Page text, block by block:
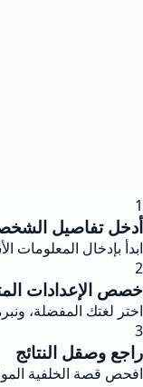
1
أدخل تفاصيل
ابدأ بإدخال
2
خصص الإعدادات
اختر لغتك المفضلة،
3
راجع وصقل النتائج
افحص قصة الخلفية